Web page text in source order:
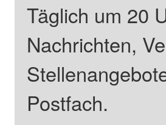
Täglich um 20
Nachrichten,
Postfach.